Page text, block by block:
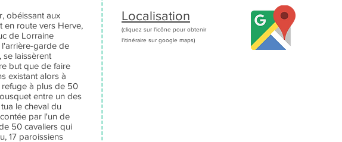
obéissant aux
en route vers Herve,
de Lorraine
garde de
se laissèrent
but que de faire
existant alors à
à plus de 50
entre un des
le cheval du
par l'un de
50 cavaliers qui
17 paroissiens
Localisation
(cliquez sur l'icône pour obtenir
l'itinéraire sur google maps)